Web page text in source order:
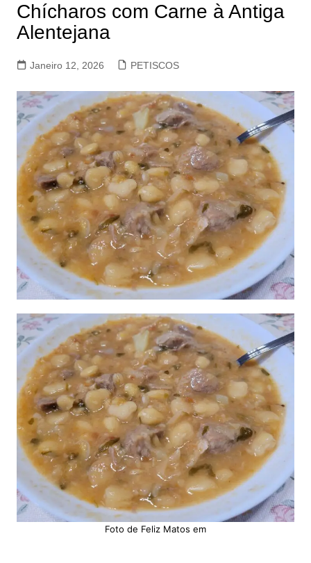
Chícharos com Carne à Antiga
Alentejana
Janeiro 12, 2026 PETISCOS
Foto de Feliz Matos em